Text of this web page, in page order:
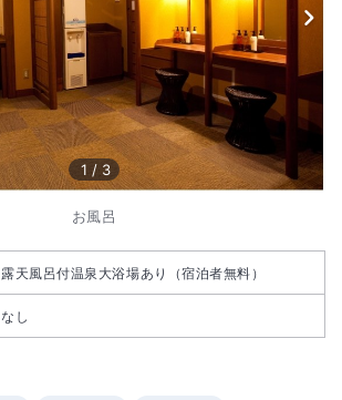
1 / 3
お風呂
露天風呂付温泉大浴場あり（宿泊者無料）
なし